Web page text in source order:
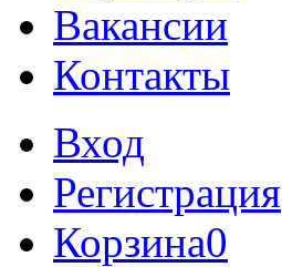
Вакансии
Контакты
Вход
Регистрация
Корзина0